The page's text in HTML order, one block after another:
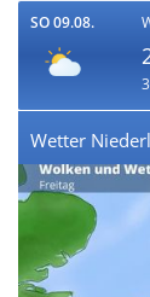
SO 09.08.
Wetter